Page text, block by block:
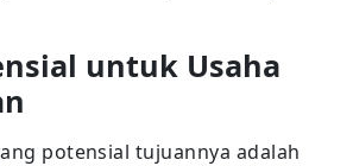
untuk Usaha
potensial tujuannya adalah